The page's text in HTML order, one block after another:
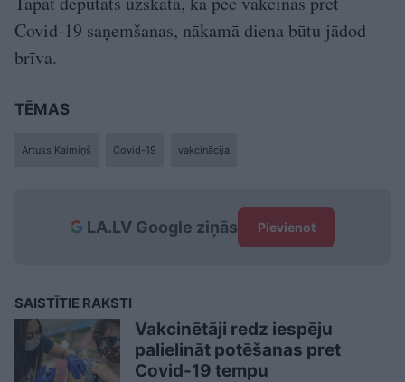
Covid-19 saņemšanas, nākamā diena būtu jādod
brīva.
TĒMAS
Artuss Kaimiņš Covid-19 vakcinācija
LA.LV Google ziņās Pievienot
SAISTĪTIE RAKSTI
Vakcinētāji redz iespēju
palielināt potēšanas pret
Covid-19 tempu